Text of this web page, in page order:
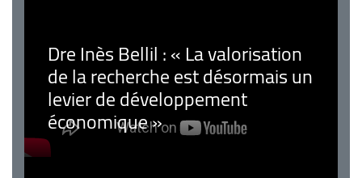
Dre Inès Bellil : « La valorisation
de la recherche est désormais un
levier de développement
économique »